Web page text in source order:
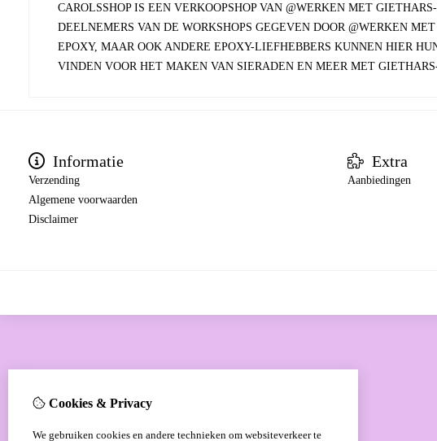
CAROLSSHOP IS EEN VERKOOPSHOP VAN @WERKEN MET
DEELNEMERS VAN DE WORKSHOPS GEGEVEN DOOR @WERKEN
EPOXY, MAAR OOK ANDERE EPOXY-LIEFHEBBERS KUNNEN HIER
VINDEN VOOR HET MAKEN VAN SIERADEN EN MEER MET
Informatie
Verzending
Algemene voorwaarden
Disclaimer
Extra
Aanbiedingen
Cookies & Privacy
We gebruiken cookies en andere technieken om websiteverkeer te